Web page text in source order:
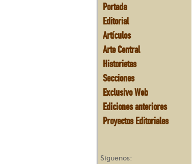
Portada
Editorial
Artículos
Arte Central
Historietas
Secciones
Exclusivo Web
Ediciones anteriores
Proyectos Editoriales
Síguenos: